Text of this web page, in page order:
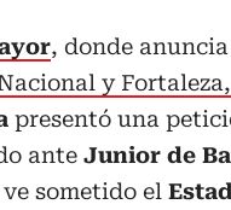
, donde
y
presentó una
ante Junior de
sometido el